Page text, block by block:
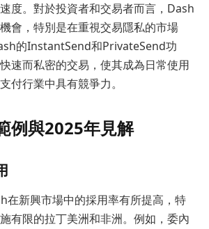
度。對於投資者和交易者而言，Dash
會，特別是在重視交易隱私的市場
的InstantSend和PrivateSend功
速而私密的交易，使其成為日常使用
付行業中具有競爭力。
例與2025年見解
在新興市場中的採用率有所提高，特
有限的拉丁美洲和非洲。例如，委內